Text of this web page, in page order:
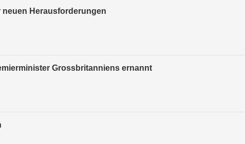
Herausforderungen
Grossbritanniens ernannt